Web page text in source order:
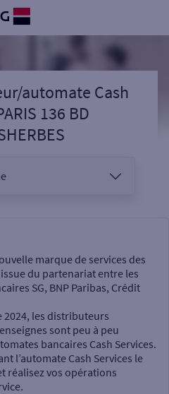
automate Cash
136 BD
marque de services des
du partenariat entre les
SG, BNP Paribas, Crédit
les distributeurs
sont peu à peu
bancaires Cash Services.
l’automate Cash Services le
réalisez vos opérations